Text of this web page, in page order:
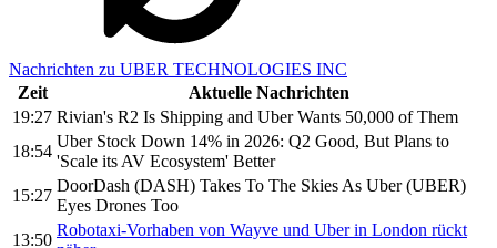
Nachrichten zu UBER TECHNOLOGIES INC
Zeit
Aktuelle Nachrichten
19:27 Rivian's R2 Is Shipping and Uber Wants 50,000 of Them
18:54
Uber Stock Down 14% in 2026: Q2 Good, But Plans to
'Scale its AV Ecosystem' Better
15:27
DoorDash (DASH) Takes To The Skies As Uber (UBER)
Eyes Drones Too
13:50
Robotaxi-Vorhaben von Wayve und Uber in London rückt